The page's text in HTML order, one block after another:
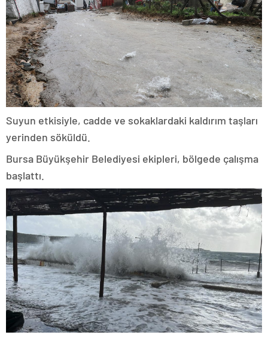
Suyun etkisiyle, cadde ve sokaklardaki kaldırım taşları
yerinden söküldü.
Bursa Büyükşehir Belediyesi ekipleri, bölgede çalışma
başlattı.